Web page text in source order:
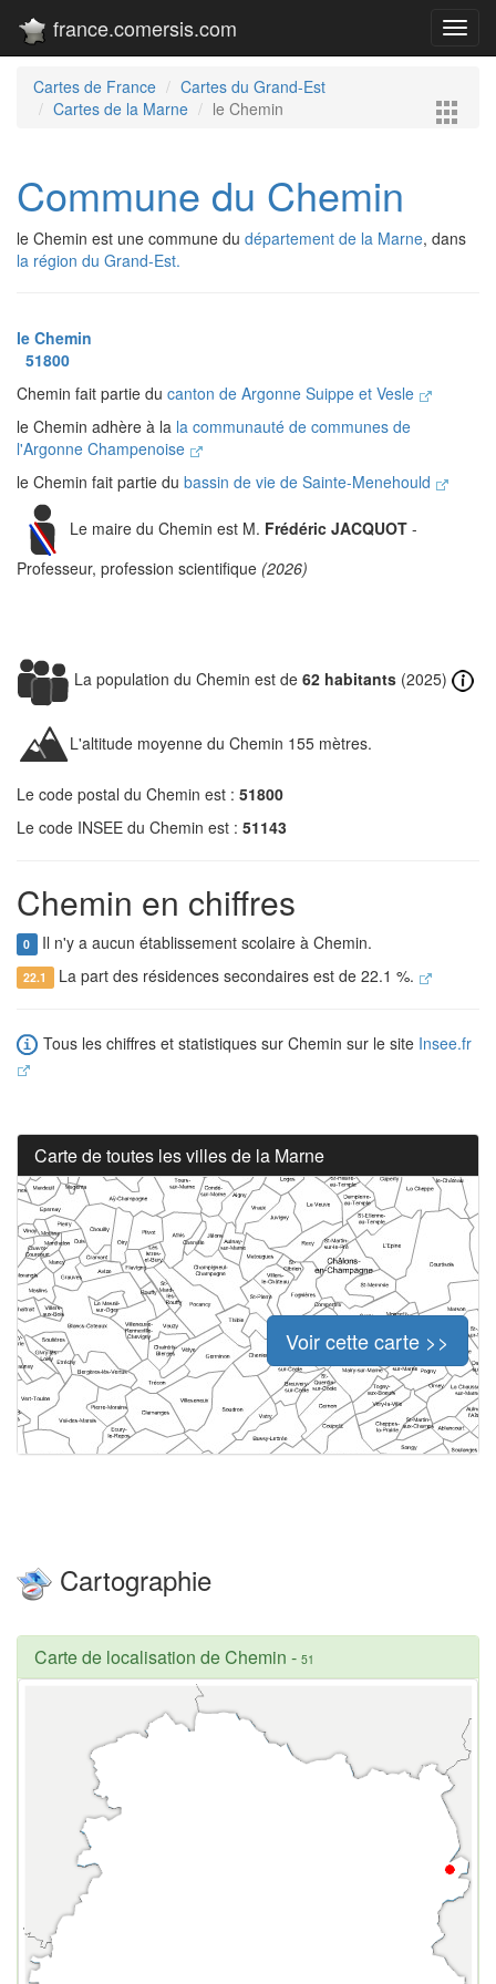
france.comersis.com
Cartes de France
Cartes du Grand-Est
Cartes de la Marne
le Chemin
Commune du Chemin
le Chemin est une commune du département de la Marne, dans
la région du Grand-Est.
le Chemin
51800
Chemin fait partie du canton de Argonne Suippe et Vesle
le Chemin adhère à la la communauté de communes de
l'Argonne Champenoise
le Chemin fait partie du bassin de vie de Sainte-Menehould
Le maire du Chemin est M. Frédéric JACQUOT -
Professeur, profession scientifique (2026)
La population du Chemin est de 62 habitants (2025)
L'altitude moyenne du Chemin 155 mètres.
Le code postal du Chemin est : 51800
Le code INSEE du Chemin est : 51143
Chemin en chiffres
0 Il n'y a aucun établissement scolaire à Chemin.
22.1 La part des résidences secondaires est de 22.1 %.
Tous les chiffres et statistiques sur Chemin sur le site Insee.fr
Carte de toutes les villes de la Marne
Voir cette carte >>
Cartographie
Carte de localisation de Chemin - 51